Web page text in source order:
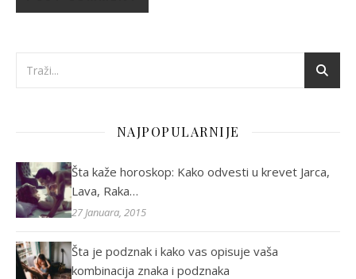
NAJPOPULARNIJE
Šta kaže horoskop: Kako odvesti u krevet Jarca,
Lava, Raka…
27 Januara, 2015
Šta je podznak i kako vas opisuje vaša
kombinacija znaka i podznaka